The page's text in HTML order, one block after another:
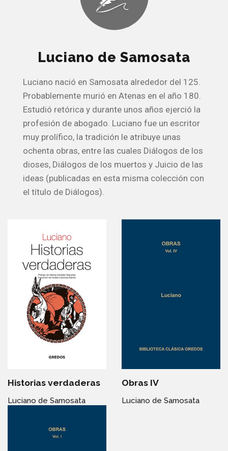
Luciano de Samosata
Luciano nació en Samosata alrededor del 125.
Probablemente murió en Atenas en el año 180.
Estudió retórica y durante unos años ejerció la
profesión de abogado. Luciano fue un escritor
muy prolífico, la tradición le atribuye unas
ochenta obras, entre las cuales Diálogos de los
dioses, Diálogos de los muertos y Juicio de las
ideas (publicadas en esta misma colección con
el título de Diálogos).
Historias verdaderas
Luciano de Samosata
Obras IV
Luciano de Samosata